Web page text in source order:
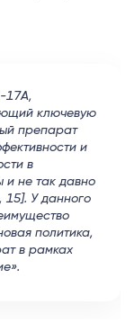
17А,
ключевую
препарат
и
в
и не так давно
15]. У данного
политика,
в рамках